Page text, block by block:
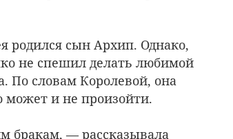
родился сын Архип. Однако,
не спешил делать любимой
По словам Королевой, она
может и не произойти.
бракам, — рассказывала